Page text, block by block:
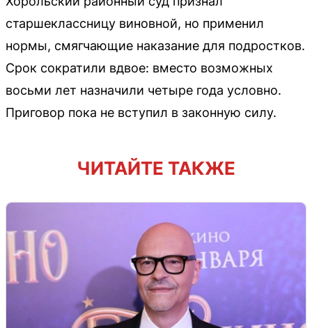
старшеклассницу виновной, но применил
нормы, смягчающие наказание для подростков.
Срок сократили вдвое: вместо возможных
восьми лет назначили четыре года условно.
Приговор пока не вступил в законную силу.
ЧИТАЙТЕ ТАКЖЕ